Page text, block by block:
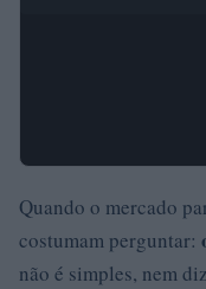
Quando o mercado
costumam perguntar:
não é simples, nem